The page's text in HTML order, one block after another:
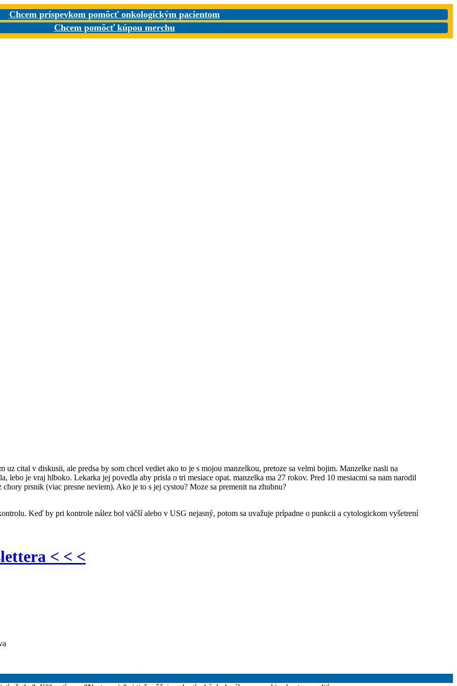
Chcem príspevkom pomôcť onkologickým pacientom
Chcem pomôcť kúpou merchu
cital v diskusii, ale predsa by som chcel vediet ako to je s mojou manzelkou, pretoze sa velmi bojim. Manzelke nasli na
lebo je vraj hlboko. Lekarka jej povedla aby prisla o tri mesiace opat. manzelka ma 27 rokov. Pred 10 mesiacmi sa nam narodil
prsnik (viac presne neviem). Ako je to s jej cystou? Moze sa premenit na zhubnu?
Keď by pri kontrole nález bol väčší alebo v USG nejasný, potom sa uvažuje prípadne o punkcii a cytologickom vyšetrení
< < <